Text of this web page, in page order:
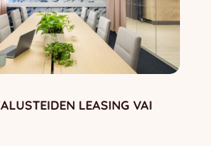
LEASING VAI